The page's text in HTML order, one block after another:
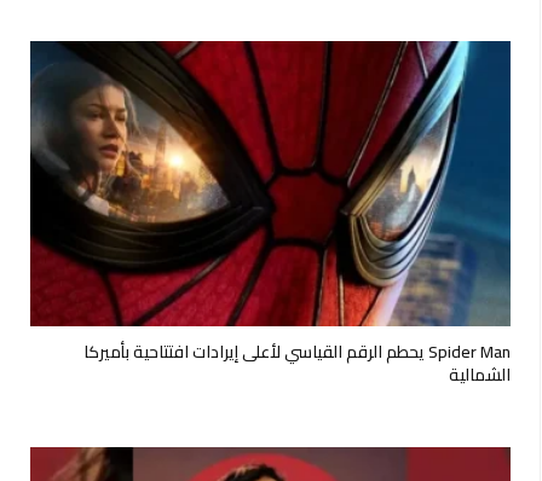
Spider Man يحطم الرقم القياسي لأعلى إيرادات افتتاحية بأميركا
الشمالية